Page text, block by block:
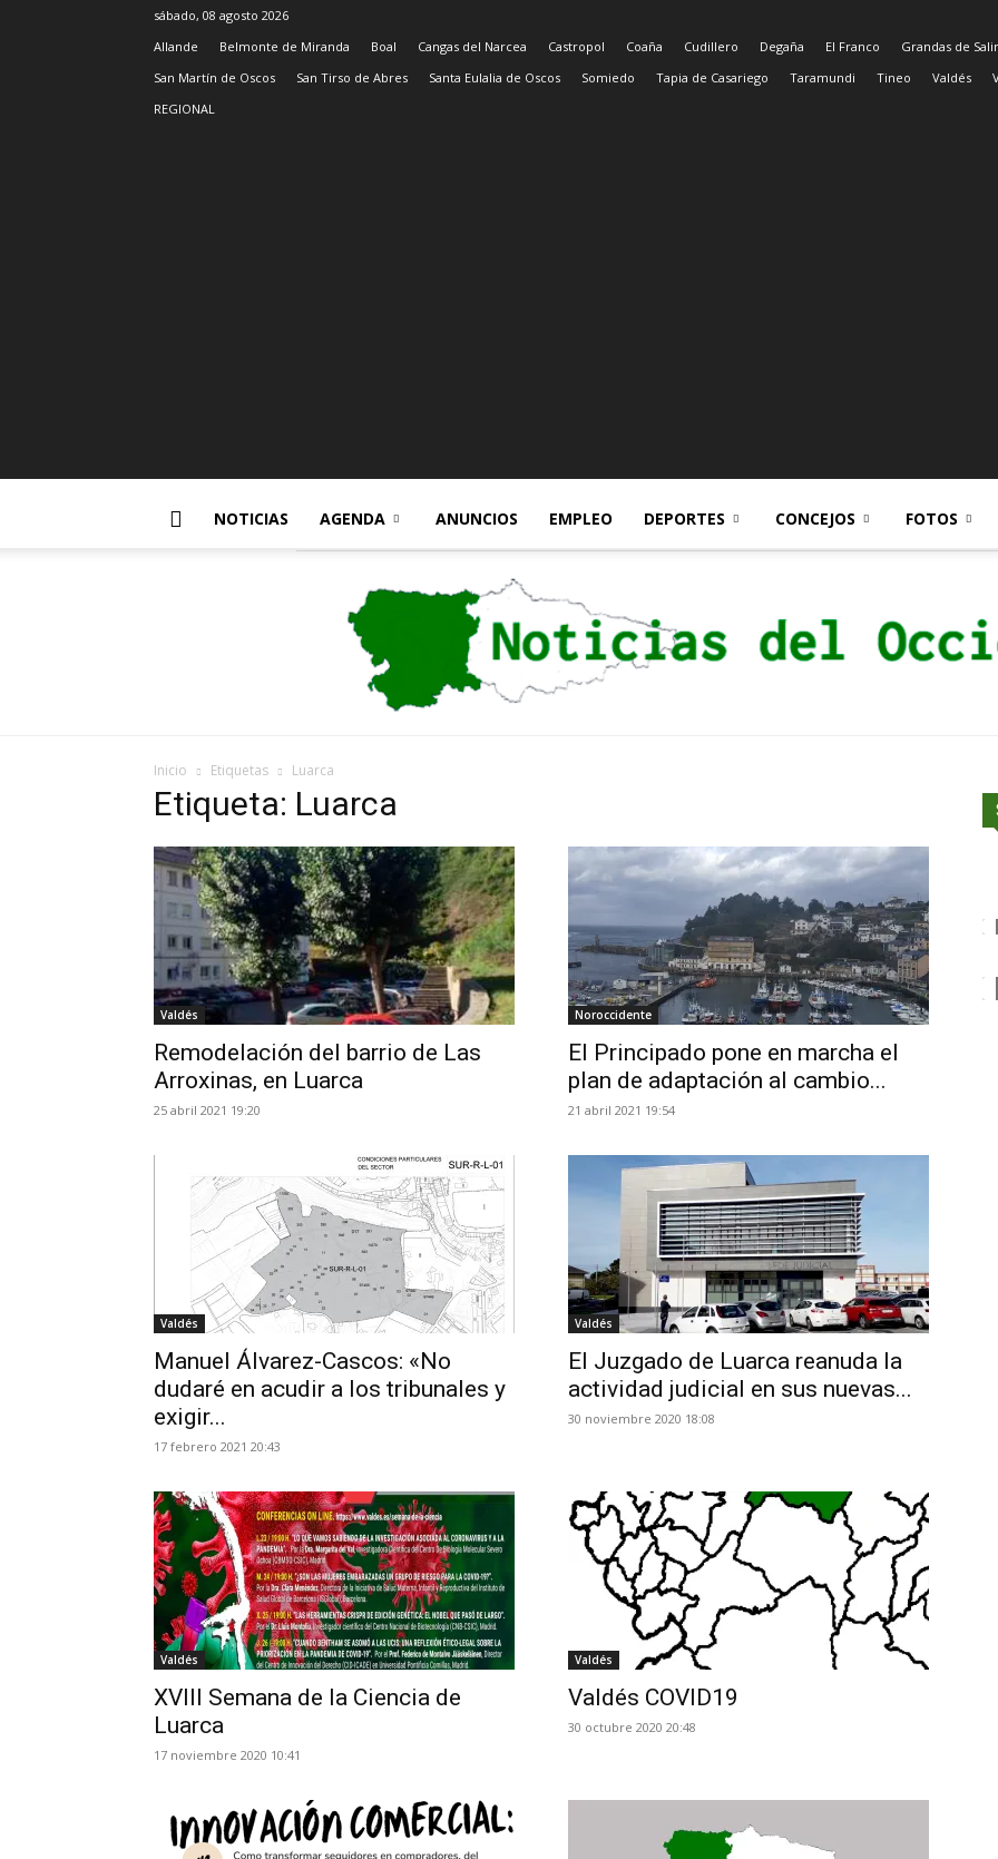
sábado, 08 agosto 2026
Allande
Belmonte de Miranda Boal Cangas del Narcea Castropol Coaña Cudillero Degaña El Franco Grandas de
San Martín de Oscos
San Tirso de Abres Santa Eulalia de Oscos Somiedo Tapia de Casariego Taramundi Tineo Valdés
REGIONAL
NOTICIAS AGENDA ANUNCIOS EMPLEO DEPORTES CONCEJOS FOTOS
del
Occidente
de
Inicio Etiquetas Luarca
Etiqueta: Luarca
Valdés
Remodelación del barrio de Las
Arroxinas, en Luarca
25 abril 2021 19:20
Noroccidente
El Principado pone en marcha el
plan de adaptación al cambio...
21 abril 2021 19:54
Valdés
Manuel Álvarez-Cascos: «No
dudaré en acudir a los tribunales y
exigir...
17 febrero 2021 20:43
Valdés
El Juzgado de Luarca reanuda la
actividad judicial en sus nuevas...
30 noviembre 2020 18:08
Valdés
XVIII Semana de la Ciencia de
Luarca
17 noviembre 2020 10:41
Valdés
Valdés COVID19
30 octubre 2020 20:48